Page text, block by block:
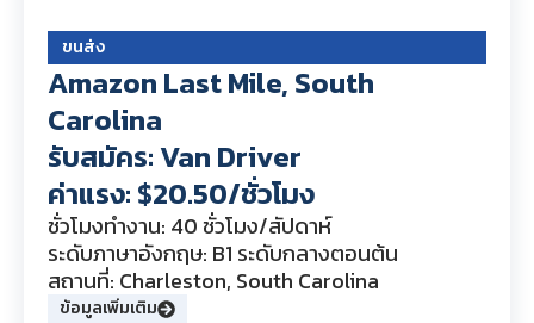
ขนส่ง
Amazon Last Mile, South
Carolina
รับสมัคร: Van Driver
ค่าแรง: $20.50/ชั่วโมง
ชั่วโมงทำงาน: 40 ชั่วโมง/สัปดาห์
ระดับภาษาอังกฤษ: B1 ระดับกลางตอนต้น
สถานที่: Charleston, South Carolina
ข้อมูลเพิ่มเติม